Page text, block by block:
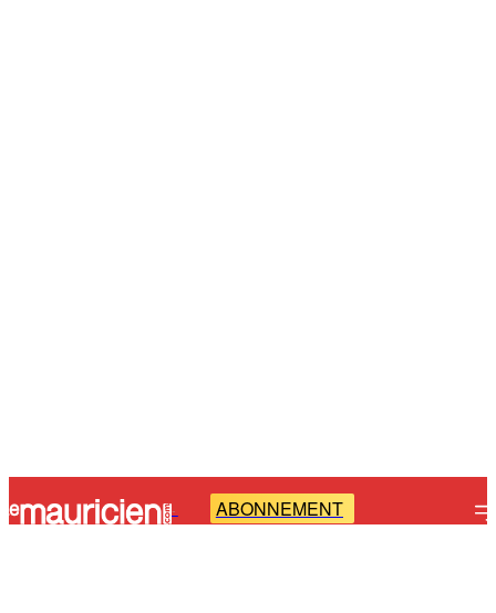
- ABONNEMENT